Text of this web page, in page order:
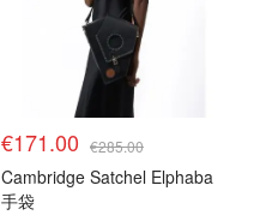
€171.00 €285.00
Cambridge Satchel Elphaba
手袋